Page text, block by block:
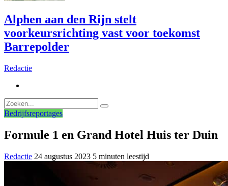
Alphen aan den Rijn stelt
voorkeursrichting vast voor toekomst
Barrepolder
Redactie
Bedrijfsreportages
Formule 1 en Grand Hotel Huis ter Duin
Redactie 24 augustus 2023 5 minuten leestijd